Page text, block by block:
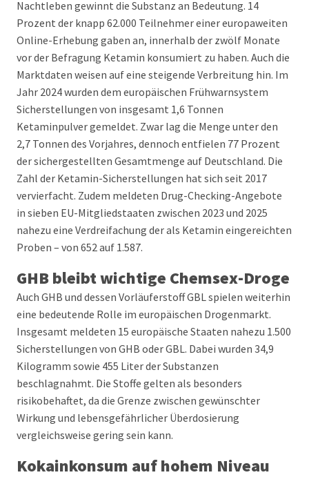
Nachtleben gewinnt die Substanz an Bedeutung. 14
Prozent der knapp 62.000 Teilnehmer einer europaweiten
Online-Erhebung gaben an, innerhalb der zwölf Monate
vor der Befragung Ketamin konsumiert zu haben. Auch die
Marktdaten weisen auf eine steigende Verbreitung hin. Im
Jahr 2024 wurden dem europäischen Frühwarnsystem
Sicherstellungen von insgesamt 1,6 Tonnen
Ketaminpulver gemeldet. Zwar lag die Menge unter den
2,7 Tonnen des Vorjahres, dennoch entfielen 77 Prozent
der sichergestellten Gesamtmenge auf Deutschland. Die
Zahl der Ketamin-Sicherstellungen hat sich seit 2017
vervierfacht. Zudem meldeten Drug-Checking-Angebote
in sieben EU-Mitgliedstaaten zwischen 2023 und 2025
nahezu eine Verdreifachung der als Ketamin eingereichten
Proben – von 652 auf 1.587.
GHB bleibt wichtige Chemsex-Droge
Auch GHB und dessen Vorläuferstoff GBL spielen weiterhin
eine bedeutende Rolle im europäischen Drogenmarkt.
Insgesamt meldeten 15 europäische Staaten nahezu 1.500
Sicherstellungen von GHB oder GBL. Dabei wurden 34,9
Kilogramm sowie 455 Liter der Substanzen
beschlagnahmt. Die Stoffe gelten als besonders
risikobehaftet, da die Grenze zwischen gewünschter
Wirkung und lebensgefährlicher Überdosierung
vergleichsweise gering sein kann.
Kokainkonsum auf hohem Niveau